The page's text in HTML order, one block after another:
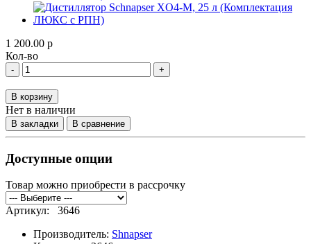
1 200.00 р
Кол-во
- +
В корзину
Нет в наличии
В закладки В сравнение
Доступные опции
Товар можно приобрести в рассрочку
Артикул: 3646
Производитель: Shnapser